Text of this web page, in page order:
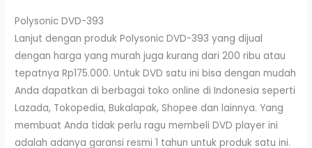
Polysonic DVD-393
Lanjut dengan produk Polysonic DVD-393 yang dijual
dengan harga yang murah juga kurang dari 200 ribu atau
tepatnya Rp175.000. Untuk DVD satu ini bisa dengan mudah
Anda dapatkan di berbagai toko online di Indonesia seperti
Lazada, Tokopedia, Bukalapak, Shopee dan lainnya. Yang
membuat Anda tidak perlu ragu membeli DVD player ini
adalah adanya garansi resmi 1 tahun untuk produk satu ini.